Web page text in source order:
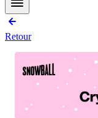
Retour